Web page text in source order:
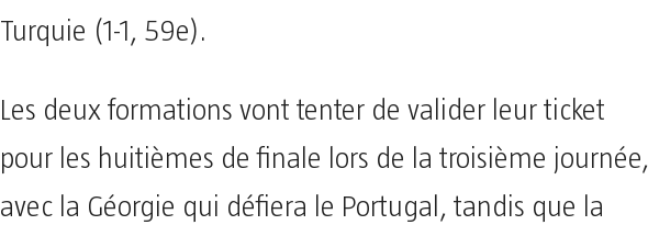
Turquie (1-1, 59e).
Les deux formations vont tenter de valider leur ticket
pour les huitièmes de finale lors de la troisième journée,
avec la Géorgie qui défiera le Portugal, tandis que la